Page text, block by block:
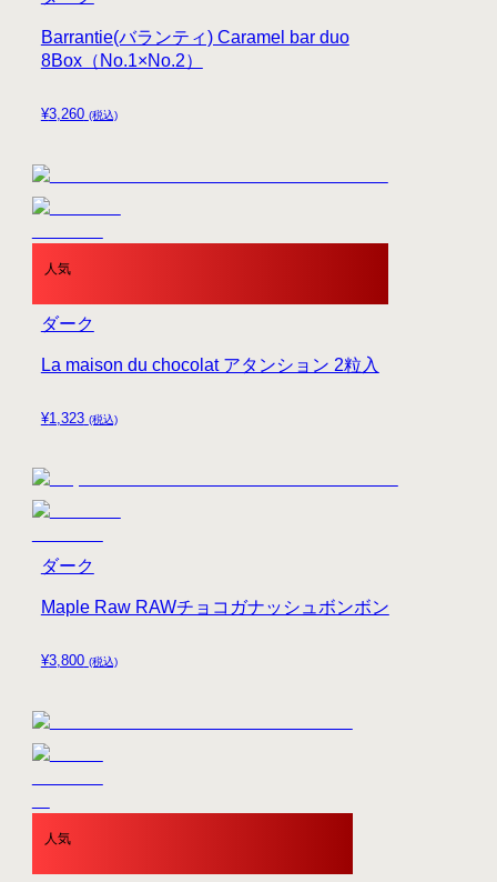
¥3,260 (税込)
Barrantie(バランティ) Caramel bar duo
8Box（No.1×No.2）
人気
¥1,323 (税込)
La maison du chocolat アタンション 2粒入
ダーク
¥3,800 (税込)
Maple Raw RAWチョコガナッシュボンボン
ダーク
人気